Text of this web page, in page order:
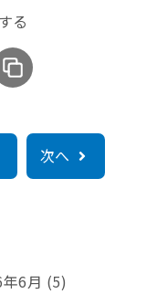
る
次へ
6月 (5)